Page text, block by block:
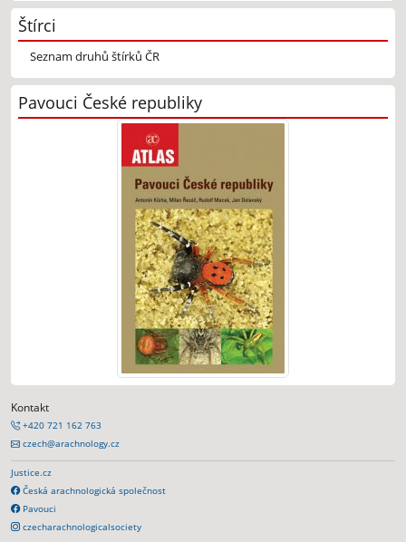
Štírci
Seznam druhů štírků ČR
Pavouci České republiky
Kontakt
+420 721 162 763
czech@arachnology.cz
Justice.cz
Česká arachnologická společnost
Pavouci
czecharachnologicalsociety